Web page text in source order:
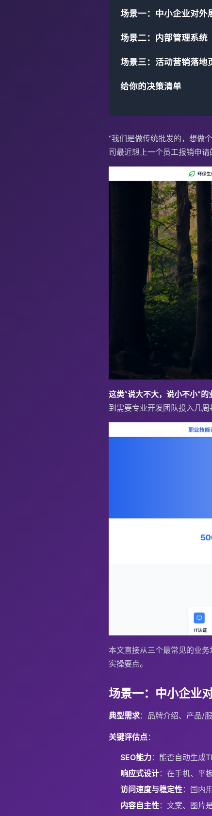
场景一：中小企业对外
场景二：内部管理系统
场景三：活动营销落地
给你的决策清单
“我们是做传统批发的，想做
司最近想上一个员工报销申
这类“说大不大，说小不小”
到需要专业开发团队投入几周
本文直接从三个最常见的业
实操要点。
场景一：中小企业
典型需求：品牌介绍、产品/
关键评估点：
SEO能力：能否自动生成
响应式设计：在手机、平
访问速度与稳定性：国内
内容自主性：文案、图片